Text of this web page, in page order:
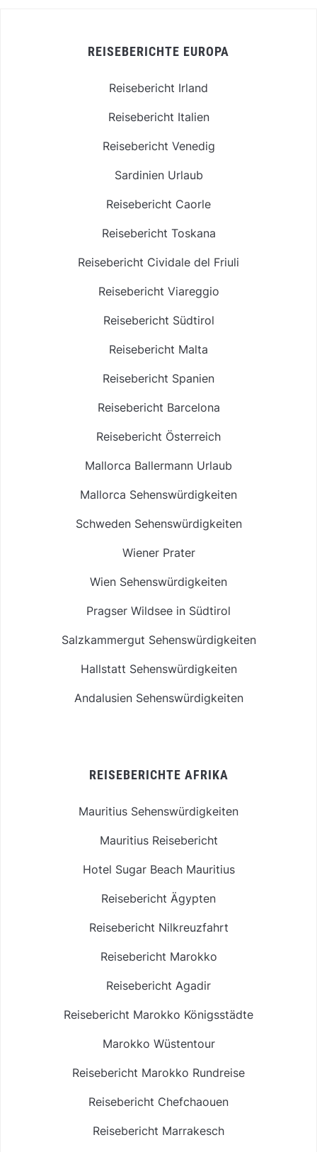
REISEBERICHTE EUROPA
Reisebericht Irland
Reisebericht Italien
Reisebericht Venedig
Sardinien Urlaub
Reisebericht Caorle
Reisebericht Toskana
Reisebericht Cividale del Friuli
Reisebericht Viareggio
Reisebericht Südtirol
Reisebericht Malta
Reisebericht Spanien
Reisebericht Barcelona
Reisebericht Österreich
Mallorca Ballermann Urlaub
Mallorca Sehenswürdigkeiten
Schweden Sehenswürdigkeiten
Wiener Prater
Wien Sehenswürdigkeiten
Pragser Wildsee in Südtirol
Salzkammergut Sehenswürdigkeiten
Hallstatt Sehenswürdigkeiten
Andalusien Sehenswürdigkeiten
REISEBERICHTE AFRIKA
Mauritius Sehenswürdigkeiten
Mauritius Reisebericht
Hotel Sugar Beach Mauritius
Reisebericht Ägypten
Reisebericht Nilkreuzfahrt
Reisebericht Marokko
Reisebericht Agadir
Reisebericht Marokko Königsstädte
Marokko Wüstentour
Reisebericht Marokko Rundreise
Reisebericht Chefchaouen
Reisebericht Marrakesch